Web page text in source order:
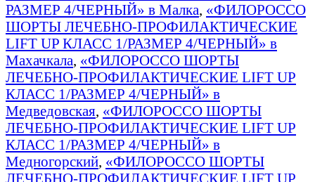
РАЗМЕР 4/ЧЕРНЫЙ» в Малка, «ФИЛОРОССО
ШОРТЫ ЛЕЧЕБНО-ПРОФИЛАКТИЧЕСКИЕ
LIFT UP КЛАСС 1/РАЗМЕР 4/ЧЕРНЫЙ» в
Махачкала, «ФИЛОРОССО ШОРТЫ
ЛЕЧЕБНО-ПРОФИЛАКТИЧЕСКИЕ LIFT UP
КЛАСС 1/РАЗМЕР 4/ЧЕРНЫЙ» в
Медведовская, «ФИЛОРОССО ШОРТЫ
ЛЕЧЕБНО-ПРОФИЛАКТИЧЕСКИЕ LIFT UP
КЛАСС 1/РАЗМЕР 4/ЧЕРНЫЙ» в
Медногорский, «ФИЛОРОССО ШОРТЫ
ЛЕЧЕБНО-ПРОФИЛАКТИЧЕСКИЕ LIFT UP